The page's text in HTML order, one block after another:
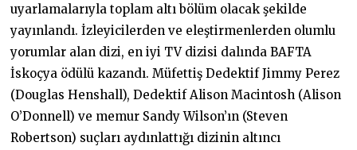
uyarlamalarıyla toplam altı bölüm olacak şekilde
yayınlandı. İzleyicilerden ve eleştirmenlerden olumlu
yorumlar alan dizi, en iyi TV dizisi dalında BAFTA
İskoçya ödülü kazandı. Müfettiş Dedektif Jimmy Perez
(Douglas Henshall), Dedektif Alison Macintosh (Alison
O’Donnell) ve memur Sandy Wilson’ın (Steven
Robertson) suçları aydınlattığı dizinin altıncı